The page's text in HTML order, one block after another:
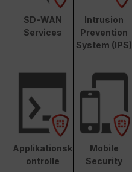
SD-WAN
Services
Intrusion
Prevention
System (IPS)
Applikationsk
ontrolle
Mobile
Security